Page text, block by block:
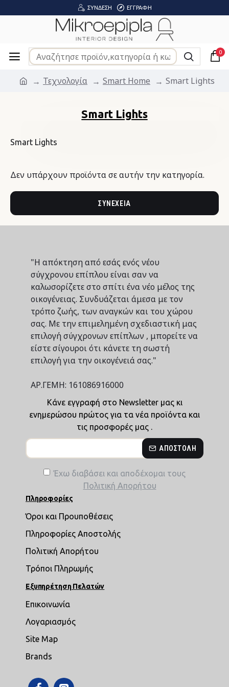
ΣΎΝΔΕΣΗ ΕΓΓΡΑΦΉ
0
Τεχνολογία Smart Home Smart Lights
Smart Lights
Smart Lights
Δεν υπάρχουν προϊόντα σε αυτήν την κατηγορία.
ΣΥΝΈΧΕΙΑ
"Η απόκτηση από εσάς ενός νέου
σύγχρονου επίπλου είναι σαν να
καλωσορίζετε στο σπίτι ένα νέο μέλος της
οικογένειας. Συνδυάζεται άμεσα με τον
τρόπο ζωής, των αναγκών και του χώρου
σας. Με την επιμελημένη σχεδιαστική μας
επιλογή σύγχρονων επίπλων , μπορείτε να
είστε σίγουροι ότι κάνετε τη σωστή
επιλογή για την οικογένειά σας."
ΑΡ.ΓΕΜΗ: 161086916000
Κάνε εγγραφή στο Newsletter μας κι
ενημερώσου πρώτος για τα νέα προϊόντα και
τις προσφορές μας .
ΑΠΟΣΤΟΛΉ
Έχω διαβάσει και αποδέχομαι τους
Πολιτική Απορήτου
Πληροφορίες
Όροι και Προυποθέσεις
Πληροφορίες Αποστολής
Πολιτική Απορήτου
Τρόποι Πληρωμής
Εξυπηρέτηση Πελατών
Επικοινωνία
Λογαριασμός
Site Map
Brands